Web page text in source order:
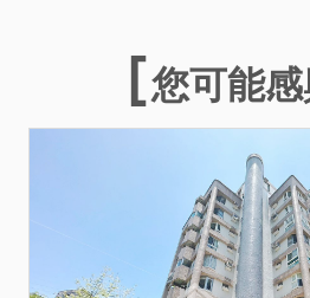
遷，沒有
人在找新
搬遷。
地下室（
使用部分
日本分署
載，義務
用5號及6
您可能